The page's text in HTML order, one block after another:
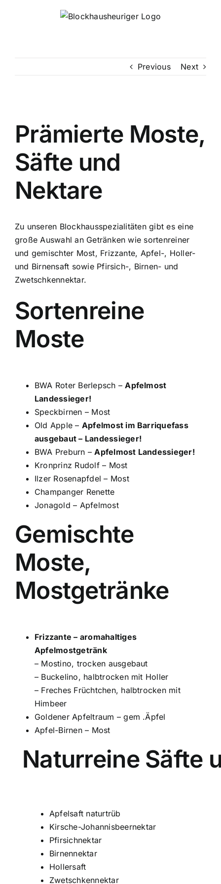
Previous Next
Prämierte Moste,
Säfte und
Nektare
Zu unseren Blockhausspezialitäten gibt es eine
große Auswahl an Getränken wie sortenreiner
und gemischter Most, Frizzante, Apfel-, Holler-
und Birnensaft sowie Pfirsich-, Birnen- und
Zwetschkennektar.
Sortenreine
Moste
BWA Roter Berlepsch –Apfelmost
Landessieger!
Speckbirnen – Most
Old Apple – Apfelmost im Barriquefass
ausgebaut – Landessieger!
BWA Preburn –Apfelmost Landessieger!
Kronprinz Rudolf – Most
Ilzer Rosenapfdel – Most
Champanger Renette
Jonagold – Apfelmost
Gemischte
Moste,
Mostgetränke
Frizzante – aromahaltiges
Apfelmostgetränk
– Mostino, trocken ausgebaut
– Buckelino, halbtrocken mit Holler
– Freches Früchtchen, halbtrocken mit
Himbeer
Goldener Apfeltraum – gem .Äpfel
Apfel-Birnen – Most
Naturreine Säfte
Apfelsaft naturtrüb
Kirsche-Johannisbeernektar
Pfirsichnektar
Birnennektar
Hollersaft
Zwetschkennektar